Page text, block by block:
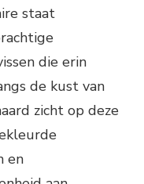
staat
die erin
de kust van
zicht op deze
en